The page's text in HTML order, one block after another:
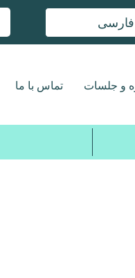
فارسی
و جلسات تماس با ما